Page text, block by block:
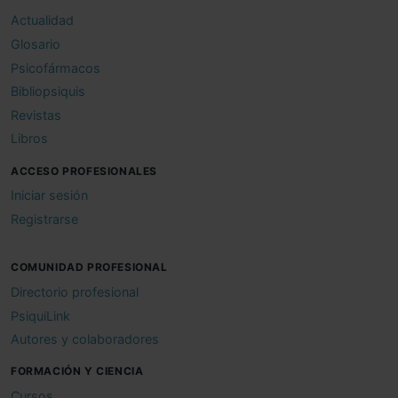
y también para nosotro/as del alegre
neandertal hiperactivo de Sevilla
Jose Luis Frias Pulido
Médico - España
Actualidad
Glosario
Psicofármacos
Bibliopsiquis
Revistas
Libros
ACCESO PROFESIONALES
Iniciar sesión
Registrarse
COMUNIDAD PROFESIONAL
Directorio profesional
PsiquiLink
Autores y colaboradores
FORMACIÓN Y CIENCIA